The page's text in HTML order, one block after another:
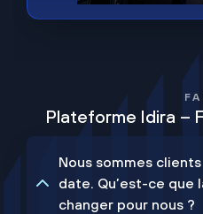
Plateforme Idira –
Nous sommes
date. Qu’est-ce que
changer pour nous ?